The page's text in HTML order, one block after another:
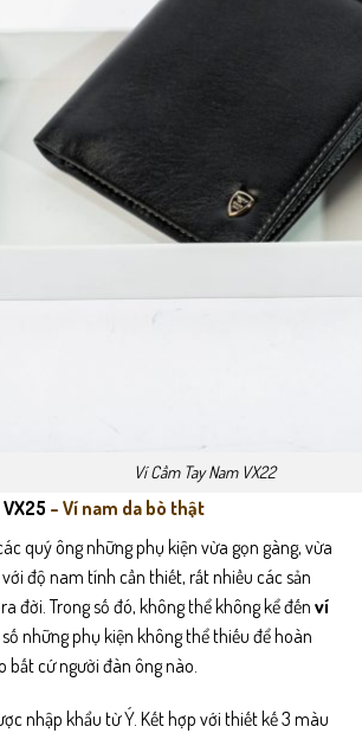
Ví Cầm Tay Nam VX22
– Ví nam da bò thật
quý ông những phụ kiện vừa gọn gàng, vừa
độ nam tính cần thiết, rất nhiều các sản
đời. Trong số đó, không thể không kể đến ví
những phụ kiện không thể thiếu để hoàn
bất cứ người đàn ông nào.
nhập khẩu từ Ý. Kết hợp với thiết kế 3 màu